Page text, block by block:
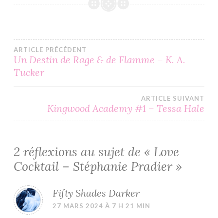
Navigation
de
l’article
ARTICLE PRÉCÉDENT
Un Destin de Rage & de Flamme – K. A.
Tucker
ARTICLE SUIVANT
Kingwood Academy #1 – Tessa Hale
2 réflexions au sujet de « Love
Cocktail – Stéphanie Pradier»
Fifty Shades Darker
27 MARS 2024 À 7 H 21 MIN